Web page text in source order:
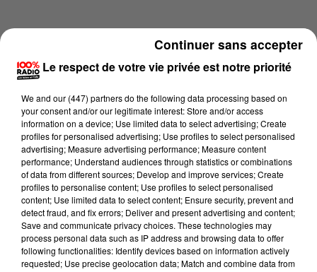
Lecture (1 min 15 sec)
Le respect de votre vie privée est notre priorité
We and our (447) partnersdo the following data processing based on
your consent and/or our legitimate interest: Store and/or access
information on a device; Use limited data to select advertising; Create
profiles for personalised advertising; Use profiles to select personalised
advertising; Measure advertising performance; Measure content
performance; Understand audiences through statistics or combinations
of data from different sources; Develop and improve services; Create
profiles to personalise content; Use profiles to select personalised
content; Use limited data to select content; Ensure security, prevent and
detect fraud, and fix errors; Deliver and present advertising and content;
Save and communicate privacy choices. These technologies may
process personal data such as IP address and browsing data to offer
following functionalities: Identify devices based on information actively
requested; Use precise geolocation data; Match and combine data from
Continuer sans accepter